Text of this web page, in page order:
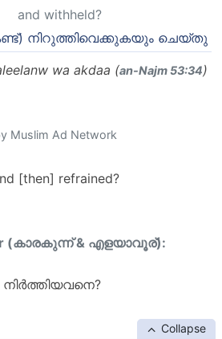
and withheld?
നിറുത്തിവെക്കുകയും ചെയ്തു
wa akdaa (an-Najm 53:34)
Muslim Ad Network
[then] refrained?
(കാരകുന്ന് & എളയാവൂര്):
Collapse